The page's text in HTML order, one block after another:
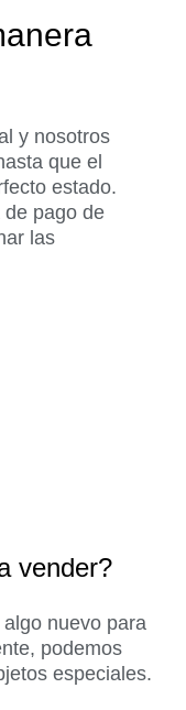
y nosotros
que el
estado.
de pago de
las
vender?
nuevo para
podemos
especiales.